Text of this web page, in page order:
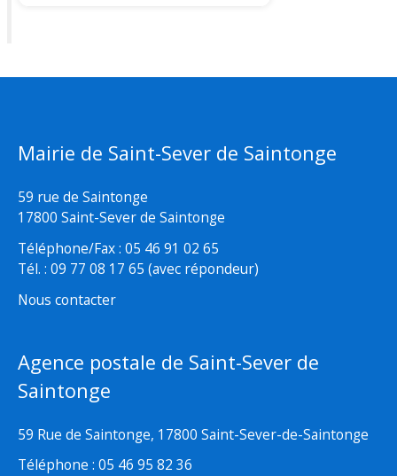
Mairie de Saint-Sever de Saintonge
59 rue de Saintonge
17800 Saint-Sever de Saintonge
Téléphone/Fax : 05 46 91 02 65
Tél. : 09 77 08 17 65 (avec répondeur)
Nous contacter
Agence postale de Saint-Sever de
Saintonge
59 Rue de Saintonge, 17800 Saint-Sever-de-Saintonge
Téléphone : 05 46 95 82 36